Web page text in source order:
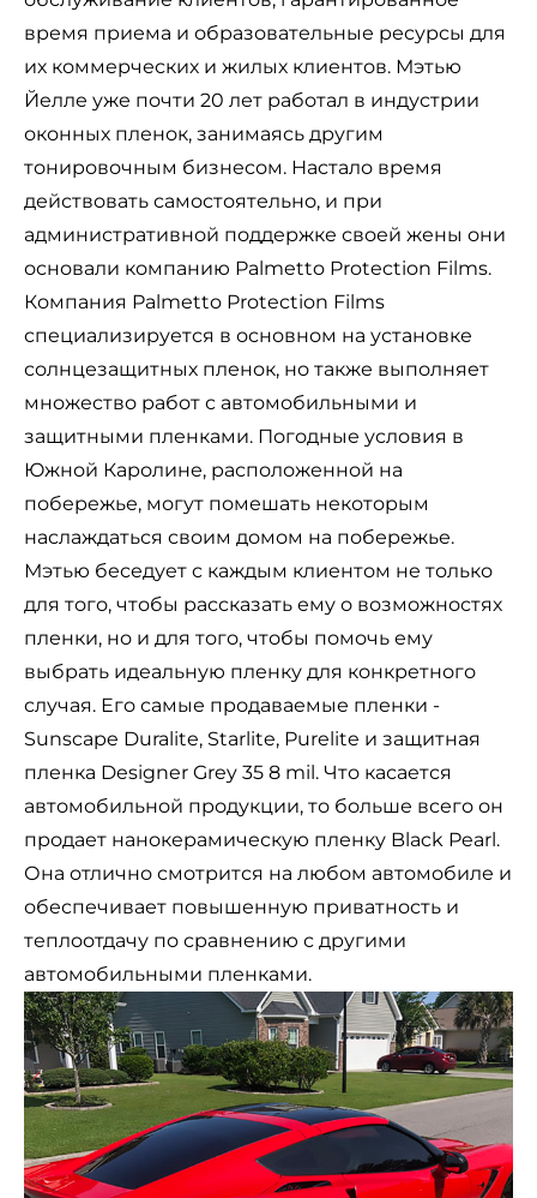
время приема и образовательные ресурсы для
их коммерческих и жилых клиентов. Мэтью
Йелле уже почти 20 лет работал в индустрии
оконных пленок, занимаясь другим
тонировочным бизнесом. Настало время
действовать самостоятельно, и при
административной поддержке своей жены они
основали компанию Palmetto Protection Films.
Компания Palmetto Protection Films
специализируется в основном на установке
солнцезащитных пленок, но также выполняет
множество работ с автомобильными и
защитными пленками. Погодные условия в
Южной Каролине, расположенной на
побережье, могут помешать некоторым
наслаждаться своим домом на побережье.
Мэтью беседует с каждым клиентом не только
для того, чтобы рассказать ему о возможностях
пленки, но и для того, чтобы помочь ему
выбрать идеальную пленку для конкретного
случая. Его самые продаваемые пленки -
Sunscape Duralite, Starlite, Purelite и защитная
пленка Designer Grey 35 8 mil. Что касается
автомобильной продукции, то больше всего он
продает нанокерамическую пленку Black Pearl.
Она отлично смотрится на любом автомобиле и
обеспечивает повышенную приватность и
теплоотдачу по сравнению с другими
автомобильными пленками.